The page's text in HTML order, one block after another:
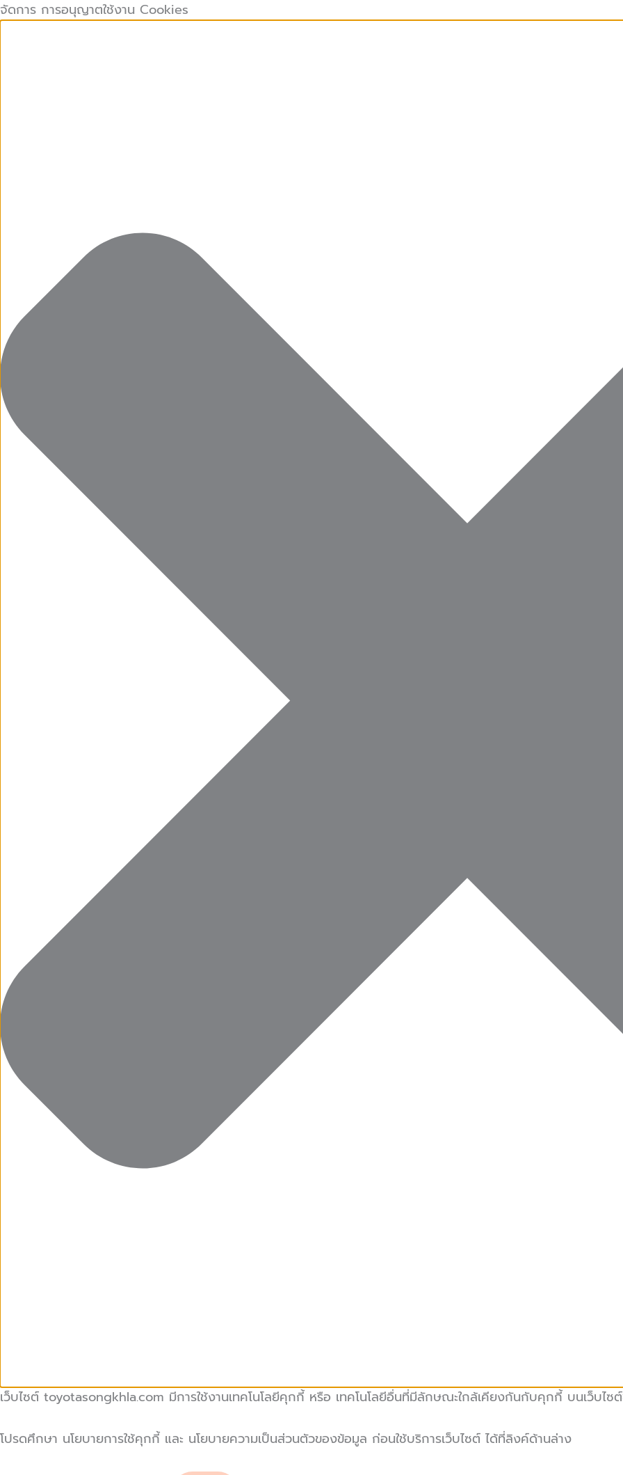
จัดการ การอนุญาตใช้งาน Cookies
เว็บไซต์ toyotasongkhla.com มีการใช้งานเทคโนโลยีคุกกี้ หรือ เทคโนโลยีอื่นที่มีลักษณะใกล้เคียงกันกับคุกกี้ บนเว็บไซต์
โปรดศึกษา นโยบายการใช้คุกกี้ และ นโยบายความเป็นส่วนตัวของข้อมูล ก่อนใช้บริการเว็บไซต์ ได้ที่ลิงค์ด้านล่าง
คุกกี้
ที่
Preferences
คุกกี้
เก็บ
คุกกี้
การ
Skip